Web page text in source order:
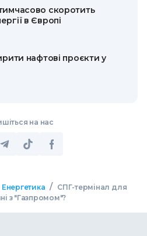
скоротить
в Європі
нафтові проєкти у
на нас
Енергетика / СПГ-термінал для
з "Газпромом"?